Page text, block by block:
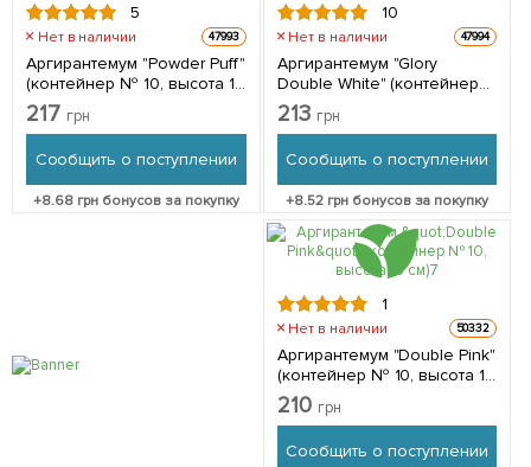
5
Нет в наличии 47993
Аргирантемум "Powder Puff"
(контейнер № 10, высота 15
см) 1 саженец в упаковке
217 грн
Сообщить о поступлении
+8.68 грн бонусов за покупку
10
Нет в наличии 47994
Аргирантемум "Glory
Double White" (контейнер
№ 10, высота 15 см) 1
саженец в упаковке
213 грн
Сообщить о поступлении
+8.52грн бонусов за покупку
1
Нет в наличии 50332
Аргирантемум "Double Pink"
(контейнер № 10, высота 15
см) 1 саженец в упаковке
210 грн
Сообщить о поступлении